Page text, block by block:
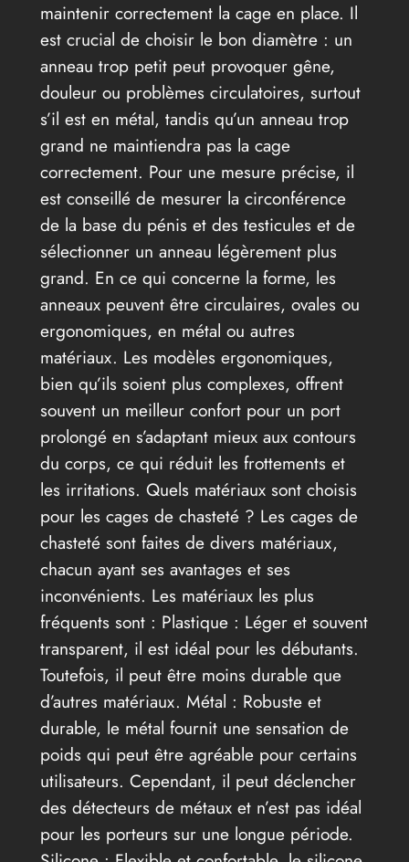
maintenir correctement la cage en place. Il
est crucial de choisir le bon diamètre : un
anneau trop petit peut provoquer gêne,
douleur ou problèmes circulatoires, surtout
s’il est en métal, tandis qu’un anneau trop
grand ne maintiendra pas la cage
correctement. Pour une mesure précise, il
est conseillé de mesurer la circonférence
de la base du pénis et des testicules et de
sélectionner un anneau légèrement plus
grand. En ce qui concerne la forme, les
anneaux peuvent être circulaires, ovales ou
ergonomiques, en métal ou autres
matériaux. Les modèles ergonomiques,
bien qu’ils soient plus complexes, offrent
souvent un meilleur confort pour un port
prolongé en s’adaptant mieux aux contours
du corps, ce qui réduit les frottements et
les irritations. Quels matériaux sont choisis
pour les cages de chasteté ? Les cages de
chasteté sont faites de divers matériaux,
chacun ayant ses avantages et ses
inconvénients. Les matériaux les plus
fréquents sont : Plastique : Léger et souvent
transparent, il est idéal pour les débutants.
Toutefois, il peut être moins durable que
d’autres matériaux. Métal : Robuste et
durable, le métal fournit une sensation de
poids qui peut être agréable pour certains
utilisateurs. Cependant, il peut déclencher
des détecteurs de métaux et n’est pas idéal
pour les porteurs sur une longue période.